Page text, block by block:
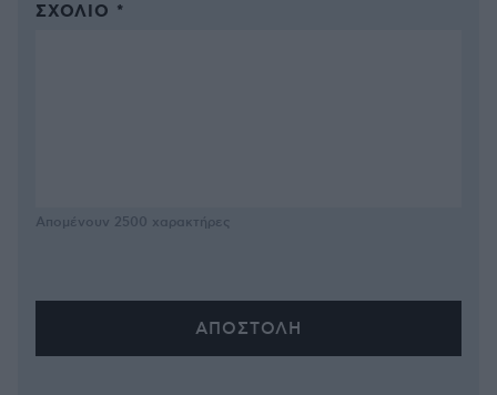
ΣΧΌΛΙΟ *
Απομένουν 2500 χαρακτήρες